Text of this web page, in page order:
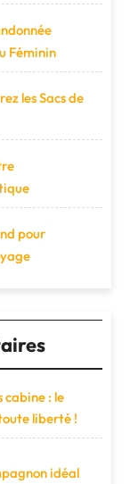
Féminin
les Sacs de
pour
cabine : le
liberté !
idéal